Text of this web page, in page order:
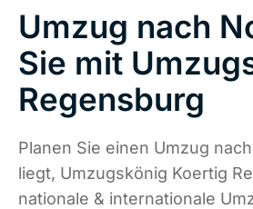
Umzug nach
Sie mit
Regensburg
Planen Sie einen Umzug
liegt, Umzugskönig Koertig
nationale & internationale